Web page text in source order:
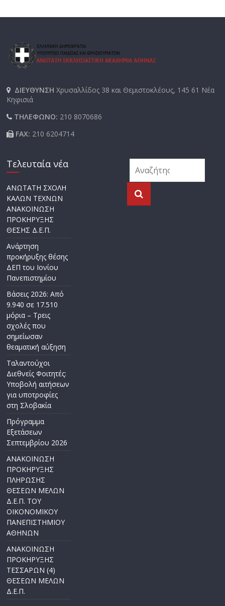
ΔΙΕΥΘΥΝΣΗΧρυσαλλίδος 38 και Θεμιστοκλέους, 145 61 Νέα
Κηφισιά
ΤΗΛΕΦΩΝΟ: 210 8070686
FAX: 210 6204714
Τελευταία νέα
ΑΝΩΤΑΤΗ ΣΧΟΛΗ
ΚΑΛΩΝ ΤΕΧΝΩΝ
ΑΝΑΚΟΙΝΩΣΗ
ΠΡΟΚΗΡΥΞΗΣ
ΘΕΣΗΣ Δ.Ε.Π.
Ανάρτηση
προκήρυξης θέσης
ΔΕΠ του Ιονίου
Πανεπιστημίου
Βάσεις 2026: Από
9.940 σε 17.510
μόρια – Τρεις
σχολές που
σημείωσαν
θεαματική αύξηση
Ταλαντούχοι
Διεθνείς Φοιτητές:
Υποβολή αιτήσεων
για υποτροφίες
στη Σλοβακία
Πρόγραμμα
Εξετάσεων
Σεπτεμβρίου 2026
ΑΝΑΚΟΙΝΩΣΗ
ΠΡΟΚΗΡΥΞΗΣ
ΠΛΗΡΩΣΗΣ
ΘΕΣΕΩΝ ΜΕΛΩΝ
Δ.Ε.Π. ΤΟΥ
ΟΙΚΟΝΟΜΙΚΟΥ
ΠΑΝΕΠΙΣΤΗΜΙΟΥ
ΑΘΗΝΩΝ
ΑΝΑΚΟΙΝΩΣΗ
ΠΡΟΚΗΡΥΞΗΣ
ΤΕΣΣΑΡΩΝ (4)
ΘΕΣΕΩΝ ΜΕΛΩΝ
Δ.Ε.Π.